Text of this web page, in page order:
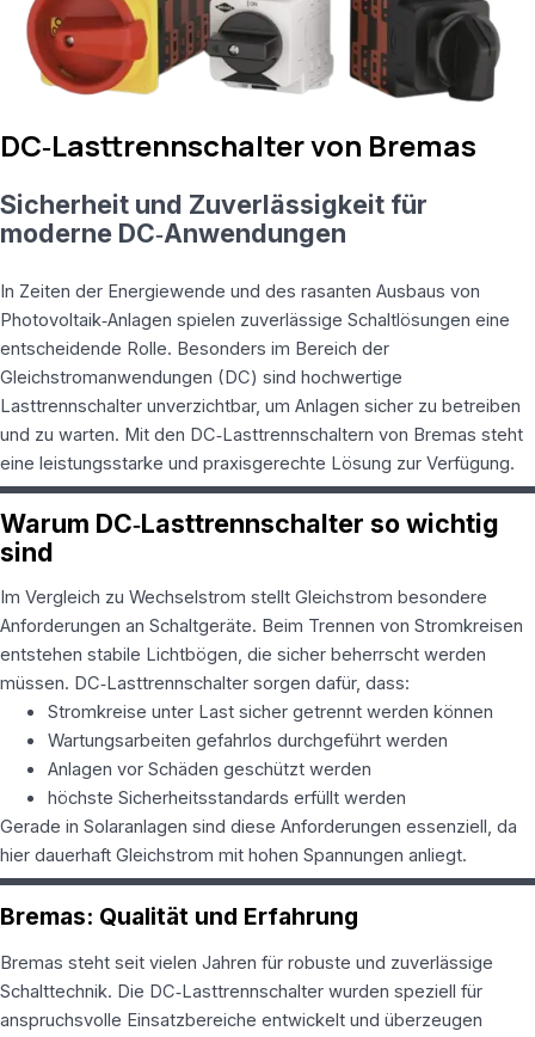
RewriteRule
^(.*)$
https://www.rossmann-
onlineshop.de/$1
index.php
entfernen
%
{THE_REQUEST}
^index\.php$
https://www.rossmann-
onlineshop.de/
[R=301,L] #
4) Standard
Website X5
unterstützen
# (Diese
Regeln
werden von
NICHT
RewriteCond
%
{REQUEST_FILENAME}
!-f
RewriteCond
{REQUEST_FILENAME}
!-d
RewriteRule .
/index.php [L]
DC‑Lasttrennschalter von Bremas
Sicherheit und Zuverlässigkeit für
moderne DC‑Anwendungen
In Zeiten der Energiewende und des rasanten Ausbaus von
Photovoltaik‑Anlagen spielen zuverlässige Schaltlösungen eine
entscheidende Rolle. Besonders im Bereich der
Gleichstromanwendungen (DC) sind hochwertige
Lasttrennschalter unverzichtbar, um Anlagen sicher zu betreiben
und zu warten. Mit den DC‑Lasttrennschaltern von Bremas steht
eine leistungsstarke und praxisgerechte Lösung zur Verfügung.
Warum DC‑Lasttrennschalter so wichtig
sind
Im Vergleich zu Wechselstrom stellt Gleichstrom besondere
Anforderungen an Schaltgeräte. Beim Trennen von Stromkreisen
entstehen stabile Lichtbögen, die sicher beherrscht werden
müssen. DC‑Lasttrennschalter sorgen dafür, dass:
Stromkreise unter Last sicher getrennt werden können
Wartungsarbeiten gefahrlos durchgeführt werden
Anlagen vor Schäden geschützt werden
höchste Sicherheitsstandards erfüllt werden
Gerade in Solaranlagen sind diese Anforderungen essenziell, da
hier dauerhaft Gleichstrom mit hohen Spannungen anliegt.
Bremas: Qualität und Erfahrung
Bremas steht seit vielen Jahren für robuste und zuverlässige
Schalttechnik. Die DC‑Lasttrennschalter wurden speziell für
anspruchsvolle Einsatzbereiche entwickelt und überzeugen